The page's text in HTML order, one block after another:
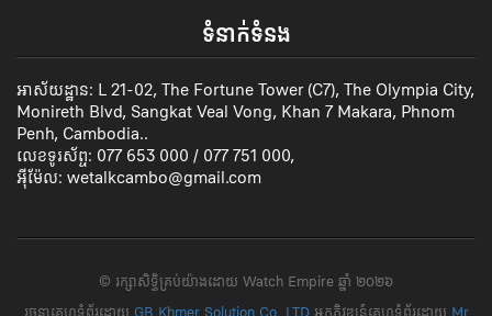
ទំនាក់ទំនង
អាស័យដ្ឋាន: L 21-02, The Fortune Tower (C7), The Olympia City,
Monireth Blvd, Sangkat Veal Vong, Khan 7 Makara, Phnom
Penh, Cambodia..
លេខទូរស័ព្ទ: 077 653 000 / 077 751 000,
អ៊ីម៉ែល: wetalkcambo@gmail.com
​© រក្សា​សិទ្ធិ​គ្រប់​យ៉ាង​ដោយ​ Watch Empire ឆ្នាំ​ ២០២៦